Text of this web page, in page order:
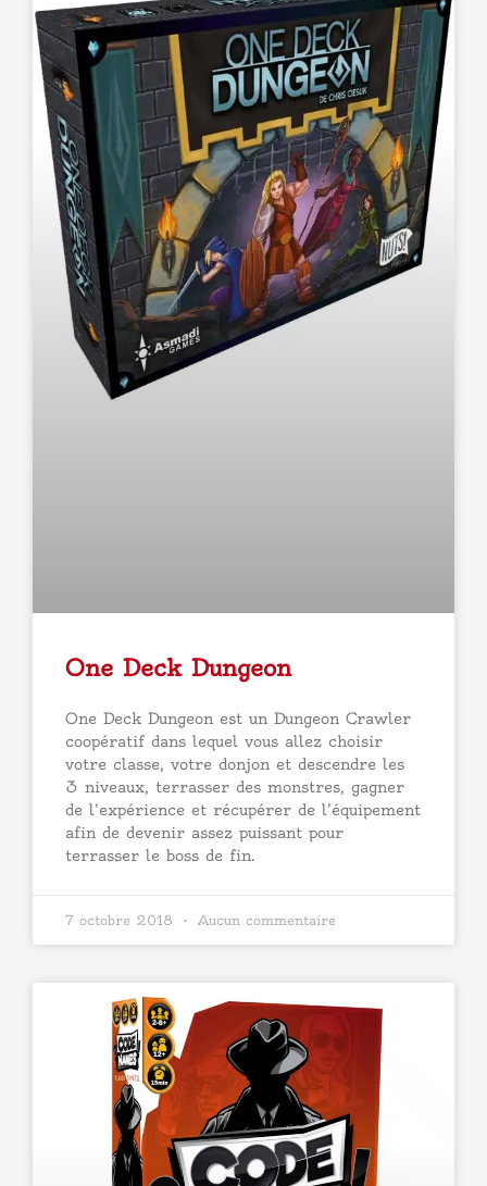
One Deck Dungeon
One Deck Dungeon est un Dungeon Crawler
coopératif dans lequel vous allez choisir
votre classe, votre donjon et descendre les
3 niveaux, terrasser des monstres, gagner
de l’expérience et récupérer de l’équipement
afin de devenir assez puissant pour
terrasser le boss de fin.
7 octobre 2018 Aucun commentaire